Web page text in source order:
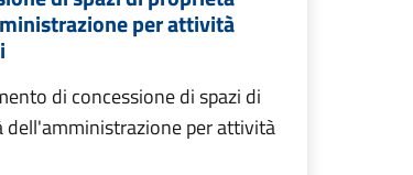
per attività
di concessione di spazi di
dell'amministrazione per attività